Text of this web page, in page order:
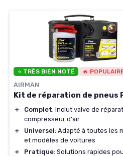
⭐ TRÈS BIEN NOTÉ 🔥
AIRMAN
Kit de réparation de pneus
＋ Complet: Inclut valve de
compresseur d'air
＋
Universel: Adapté à toutes les
et modèles de voitures
＋
Pratique: Solutions rapides